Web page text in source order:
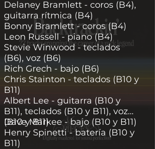
Delaney Bramlett - coros (B4),
guitarra rítmica (B4)
Bonny Bramlett - coros (B4)
Leon Russell - piano (B4)
Stevie Winwood - teclados
(B6), voz (B6)
Rich Grech - bajo (B6)
Chris Stainton - teclados (B10 y
B11)
Albert Lee - guitarra (B10 y
B11), teclados (B10 y B11), voz
(B10 y B11)
Dave Markee - bajo (B10 y B11)
Henry Spinetti - batería (B10 y
B11)